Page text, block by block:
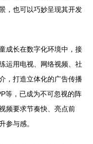
，也可以巧妙呈现其开发
成长在数字化环境中，接
运用电视、网络视频、社
，打造立体化的广告传播
等，已成为不可忽视的阵
频要求节奏快、亮点前
参与感。